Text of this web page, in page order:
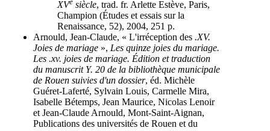
XV siècle, trad. fr. Arlette Estève, Paris,
Champion (Études et essais sur la
Renaissance, 52), 2004, 251 p.
Arnould, Jean-Claude, « L'irréception des .XV.
Joies de mariage », Les quinze joies du mariage.
Les .xv. joies de mariage. Édition et traduction
du manuscrit Y. 20 de la bibliothèque municipale
de Rouen suivies d'un dossier, éd. Michèle
Guéret-Laferté, Sylvain Louis, Carmelle Mira,
Isabelle Bétemps, Jean Maurice, Nicolas Lenoir
et Jean-Claude Arnould, Mont-Saint-Aignan,
Publications des universités de Rouen et du